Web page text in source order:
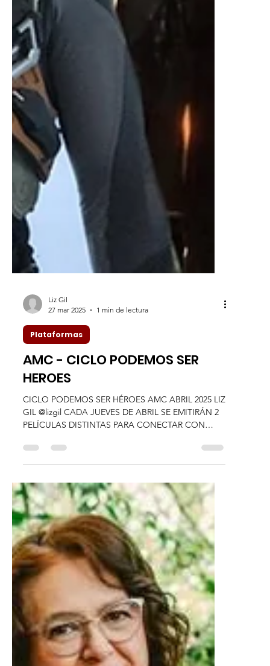
27 mar 2025
1 min de lectura
Plataformas
AMC - CICLO PODEMOS SER
CICLO PODEMOS SER HÉROES AMC ABRIL 2025 LIZ
GIL @lizgil CADA JUEVES DE ABRIL SE EMITIRÁN 2
PELÍCULAS DISTINTAS PARA CONECTAR CON
TUS...